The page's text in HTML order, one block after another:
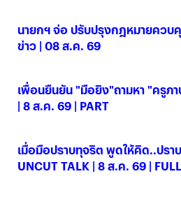
นายกฯ จ่อ ปรับปรุงกฎหมายควบ
ข่าว | 08 ส.ค. 69
เพื่อนยืนยัน "มือยิง"ถามหา "ครูภา
| 8 ส.ค. 69 | PART
เมื่อมือปราบทุจริต พูดให้คิด..ปรา
UNCUT TALK | 8 ส.ค. 69 | FULL